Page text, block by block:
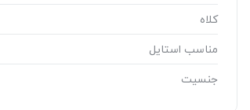
کلاه
مناسب استایل
جنسیت